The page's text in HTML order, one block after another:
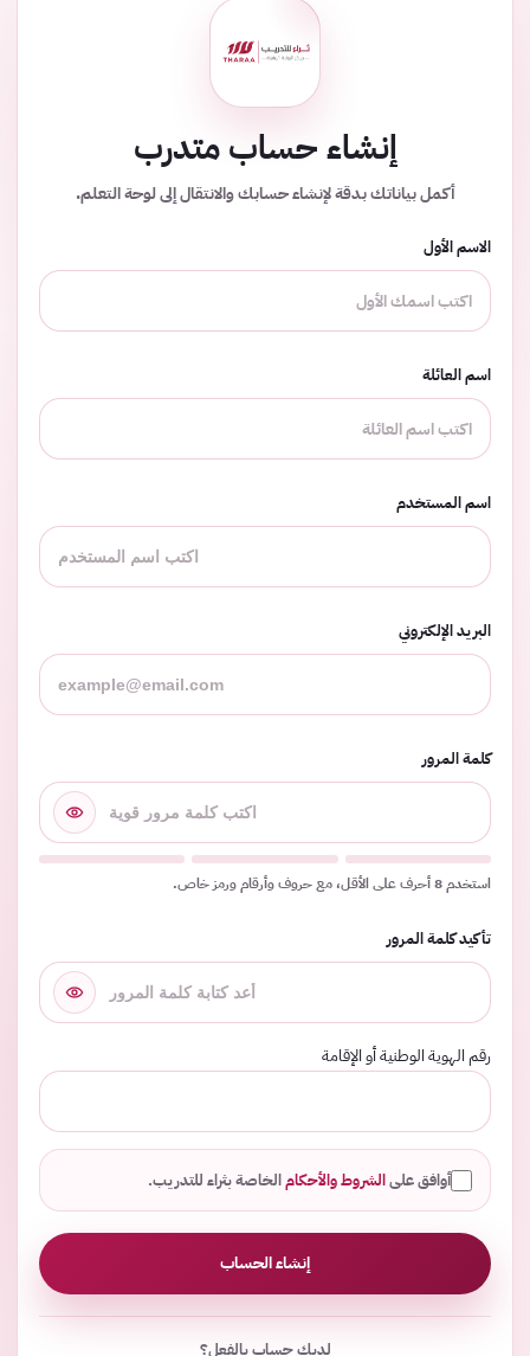
إنشاء حساب متدرب
أكمل بياناتك بدقة لإنشاء حسابك والانتقال إلى لوحة التعلم.
الاسم الأول
اسم العائلة
اسم المستخدم
البريد الإلكتروني
كلمة المرور
استخدم 8 أحرف على الأقل، مع حروف وأرقام ورمز خاص.
تأكيد كلمة المرور
رقم الهوية الوطنية أو الإقامة
أوافق علىالشروط والأحكامالخاصة بثراء للتدريب.
إنشاء الحساب
لديك حساب بالفعل؟